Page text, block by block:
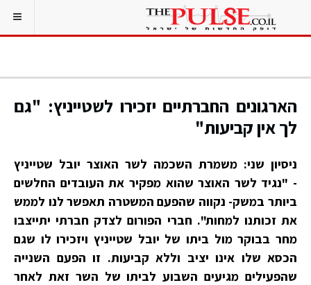
הארגונים החברתיים יזכירו לשטייניץ: "גם
לך אין קביעות"
ניסיון שני: משמרת השכמה לשר האוצר יובל שטייניץ
- "נגיד לשר האוצר שהוא מפקיר את העובדים החלשים
ביותר במשק- נקווה שהפעם המשטרה תאפשר לנו לממש
את זכותנו למחות". חברי הפורום לצדק חברתי יתייצבו
מחר בבוקר מול ביתו של יובל שטייניץ ויזכירו לו שגם
הכסא שלו אינו יציב וללא קביעות. זו הפעם השנייה
שהפעילים מגיעים השבוע לביתו של השר זאת לאחר